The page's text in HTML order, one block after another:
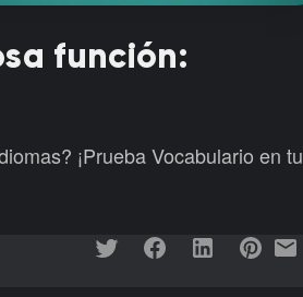
función:
¡Prueba Vocabulario en tu